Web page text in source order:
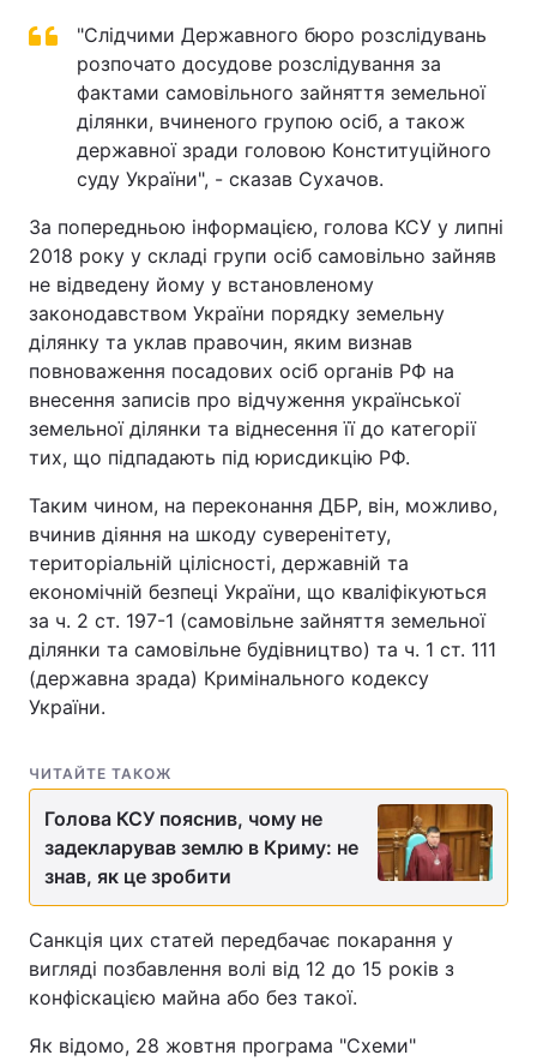
"Слідчими Державного бюро розслідувань
розпочато досудове розслідування за
фактами самовільного зайняття земельної
ділянки, вчиненого групою осіб, а також
державної зради головою Конституційного
суду України", - сказав Сухачов.
За попередньою інформацією, голова КСУ у липні
2018 року у складі групи осіб самовільно зайняв
не відведену йому у встановленому
законодавством України порядку земельну
ділянку та уклав правочин, яким визнав
повноваження посадових осіб органів РФ на
внесення записів про відчуження української
земельної ділянки та віднесення її до категорії
тих, що підпадають під юрисдикцію РФ.
Таким чином, на переконання ДБР, він, можливо,
вчинив діяння на шкоду суверенітету,
територіальній цілісності, державній та
економічній безпеці України, що кваліфікуються
за ч. 2 ст. 197-1 (самовільне зайняття земельної
ділянки та самовільне будівництво) та ч. 1 ст. 111
(державна зрада) Кримінального кодексу
України.
ЧИТАЙТЕ ТАКОЖ
Голова КСУ пояснив, чому не
задекларував землю в Криму: не
знав, як це зробити
Санкція цих статей передбачає покарання у
вигляді позбавлення волі від 12 до 15 років з
конфіскацією майна або без такої.
Як відомо, 28 жовтня програма "Схеми"